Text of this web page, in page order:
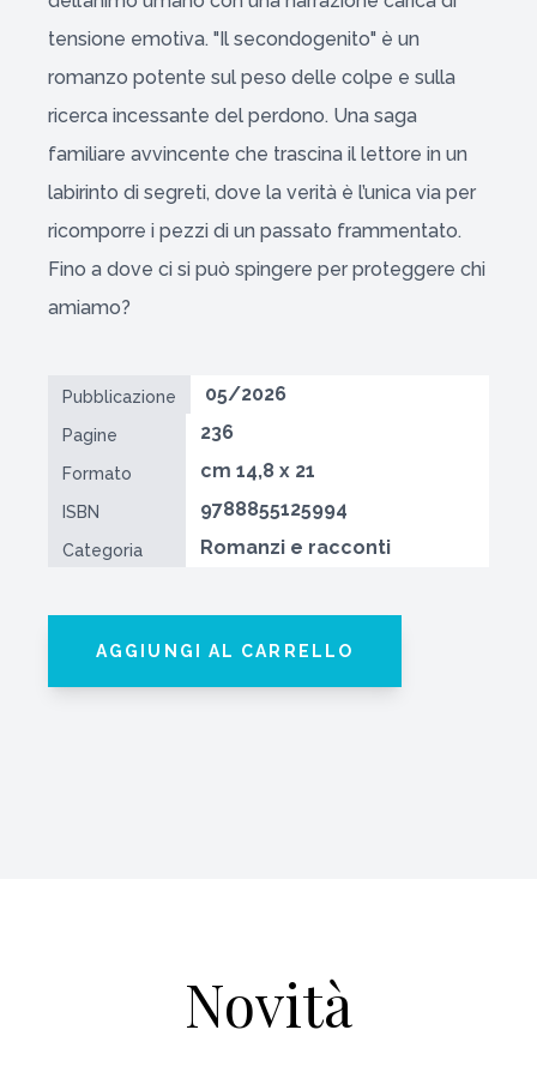
tensione emotiva. "Il secondogenito" è un
romanzo potente sul peso delle colpe e sulla
ricerca incessante del perdono. Una saga
familiare avvincente che trascina il lettore in un
labirinto di segreti, dove la verità è l’unica via per
ricomporre i pezzi di un passato frammentato.
Fino a dove ci si può spingere per proteggere chi
amiamo?
Pubblicazione 05/2026
Pagine 236
Formato cm 14,8 x 21
ISBN 9788855125994
Categoria Romanzi e racconti
AGGIUNGI AL CARRELLO
Novità